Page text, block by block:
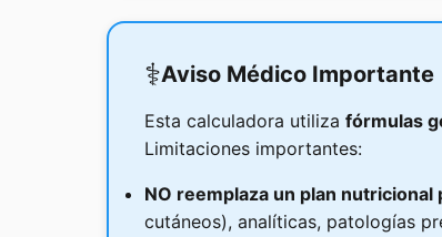
⚕️Aviso Médico Importante
Esta calculadora utiliza fórmulas
Limitaciones importantes:
NO reemplaza un plan nutricional
cutáneos), analíticas, patologías